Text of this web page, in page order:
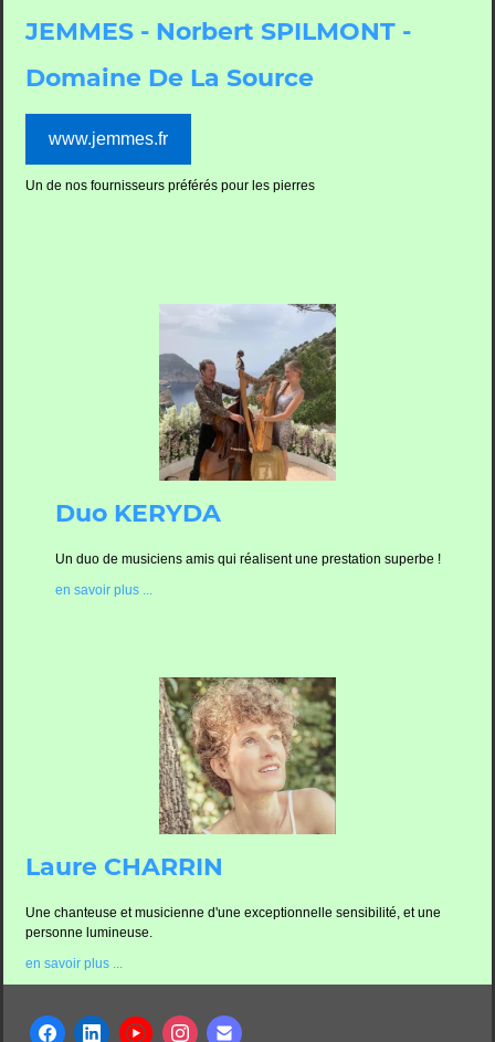
JEMMES - Norbert SPILMONT -
Domaine De La Source
www.jemmes.fr
Un de nos fournisseurs préférés pour les pierres
Duo KERYDA
Un duo de musiciens amis qui réalisent une prestation superbe !
en savoir plus ...
Laure CHARRIN
Une chanteuse et musicienne d'une exceptionnelle sensibilité, et une
personne lumineuse.
en savoir plus ...